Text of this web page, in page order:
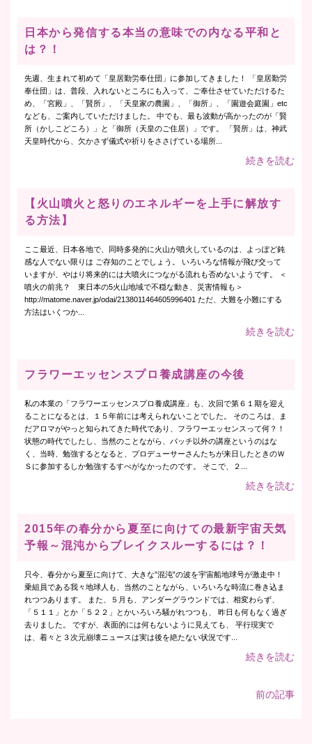
日本から発信する本当の意味での内なる平和と
は？！
先週、生まれて初めて「皇居勤労奉仕団」に参加してきました！ 「皇居勤労
奉仕団」は、普段、入れないところにも入って、ご奉仕させていただけるた
め、「宮殿」、「賢所」、「天皇家の農園」、「御所」、「園遊会庭園」etc
なども、ご案内していただけました。 中でも、最も波動が高かったのが「賢
所（かしこどころ）」と「御所（天皇のご住居）」です。 「賢所」は、神武
天皇時代から、欠かさず儀式や祈りをささげている場所...
続きを読む
【火山噴火と怒りのエネルギーを上手に解放す
る方法】
ここ最近、日本各地で、同時多発的に火山が噴火しているのは、よっぽど鈍
感な人でない限りは ご存知のことでしょう。 いろいろな情報が飛び交って
いますが、やはり将来的には大噴火につながる流れも否めないようです。 ＜
噴火の前兆？ 東日本の5火山地域で不穏な動き、災害情報も＞
http://matome.naver.jp/odai/2138011464605996401 ただ、大難を小難にする
方法はいくつか...
続きを読む
フラワーエッセンスプロ養成講座の今後
私の本業の「フラワーエッセンスプロ養成講座」も、次回で第６１期を迎え
ることになるとは、１５年前には考えられないことでした。 そのころは、ま
だアロマがやっと知られてきた時代であり、フラワーエッセンスって何？！
状態の時代でしたし、当然のことながら、バッチ以外の講座というのはな
く、当時、勉強するとなると、プロデューサーさんたちが来日したときのＷ
Ｓに参加するしか勉強するすべがなかったのです。 そこで、２...
続きを読む
2015年の春分から夏至に向けての最新宇宙天気
予報～混沌からブレイクスルーするには？！
只今、春分から夏至に向けて、大きな”混沌”の波を宇宙船地球号が激走中！
乗組員である我々地球人も、当然のことながら、いろいろな時流に巻き込ま
れつつあります。 また、５月も、アンダーグラウンドでは、相変わらず、
「５１１」とか「５２２」とかいろいろ騒がれつつも、 昨日も何もなく過ぎ
去りました。 ですが、表面的には何もないように見えても、 平行現実で
は、着々と３次元崩壊ニュースは実は後を絶たない状況です...
続きを読む
前の記事